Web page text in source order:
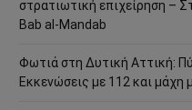
στρατιωτική επιχείρηση –
Bab al-Mandab
Φωτιά στη Δυτική Αττική:
Εκκενώσεις με 112 και μάχη